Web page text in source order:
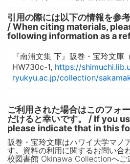
引用の際には以下の情報を参
/ When citing materials,
following information as a
『南浦文集 下』阪巻・宝玲文庫
HW730c-1, https://
ryukyu.ac.jp/collection/
ご利用された場合はこのフォ
だけると幸いです。 / If you
please indicate that in this
阪巻・宝玲文庫はハワイ大学マノ
す。資料の利用に関するお問い合
校図書館 Okinawa Collectionへご